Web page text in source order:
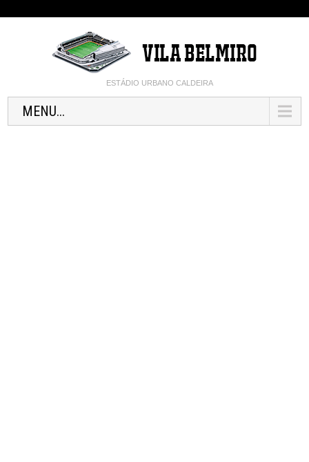
ESTÁDIO URBANO CALDEIRA
MENU...